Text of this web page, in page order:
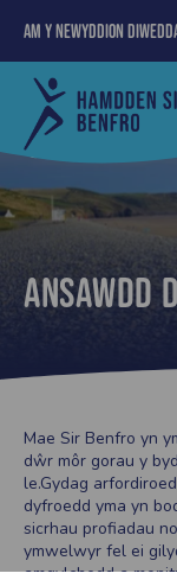
Am y newyddion
Cyngor
Sir
Penfro
beach
pebble
Nôl i...
Ansawdd
Mae Sir Benfro yn
dŵr môr gorau y
le.Gydag
dyfroedd yma yn
sicrhau profiadau
ymwelwyr fel ei
amgylchedd a